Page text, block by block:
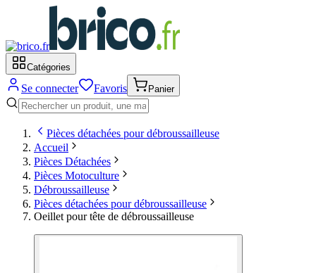
Catégories
Se connecter Favoris Panier
Pièces détachées pour débroussailleuse
Accueil
Pièces Détachées
Pièces Motoculture
Débroussailleuse
Pièces détachées pour débroussailleuse
Oeillet pour tête de débroussailleuse